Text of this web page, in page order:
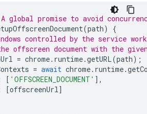
global promise to avoid
(path)
{
controlled by the service
offscreen document with the
= chrome. runtime.getURL(path);
= await chrome. runtime.
[ 'OFFSCREEN_DOCUMENT' ],
[offscreenUrl]